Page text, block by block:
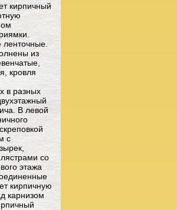
кирпичный
из
кровля
в разных
В левой
с
со
этажа
кирпичную
карнизом